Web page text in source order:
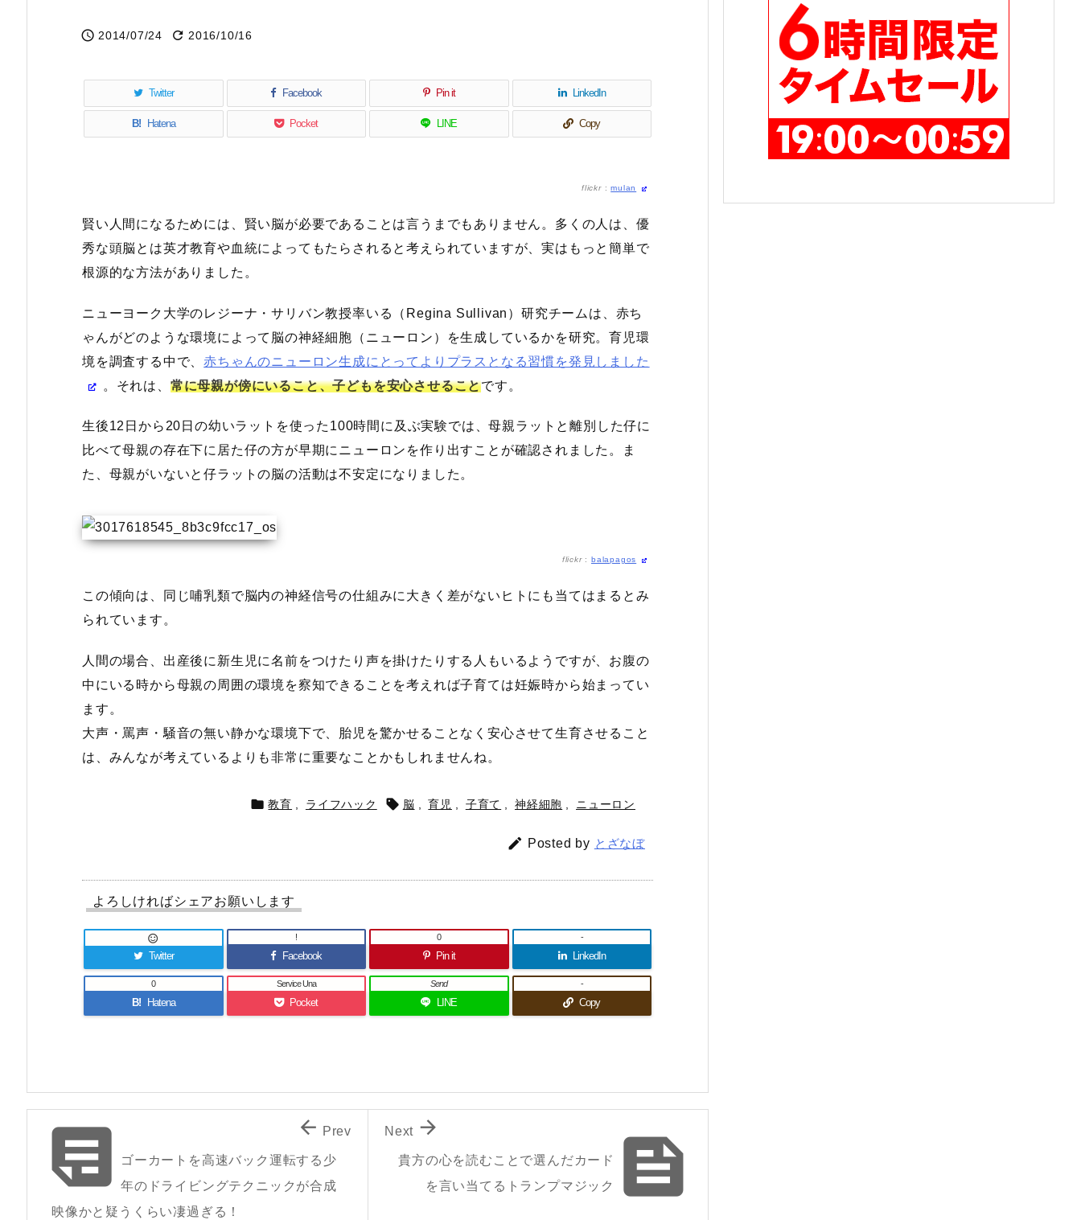
 2014/07/24  2016/10/16
Twitter Facebook Pin it LinkedIn
B! Hatena Pocket LINE Copy
flickr:mulan
賢い人間になるためには、賢い脳が必要であることは言うまでもありません。多くの人は、優
秀な頭脳とは英才教育や血統によってもたらされると考えられていますが、実はもっと簡単で
根源的な方法がありました。
ニューヨーク大学のレジーナ・サリバン教授率いる（Regina Sullivan）研究チームは、赤ち
ゃんがどのような環境によって脳の神経細胞（ニューロン）を生成しているかを研究。育児環
境を調査する中で、赤ちゃんのニューロン生成にとってよりプラスとなる習慣を発見しました
。それは、 常に母親が傍にいること、子どもを安心させることです。
生後12日から20日の幼いラットを使った100時間に及ぶ実験では、母親ラットと離別した仔に
比べて母親の存在下に居た仔の方が早期にニューロンを作り出すことが確認されました。ま
た、母親がいないと仔ラットの脳の活動は不安定になりました。
flickr: balapagos
この傾向は、同じ哺乳類で脳内の神経信号の仕組みに大きく差がないヒトにも当てはまるとみ
られています。
人間の場合、出産後に新生児に名前をつけたり声を掛けたりする人もいるようですが、お腹の
中にいる時から母親の周囲の環境を察知できることを考えれば子育ては妊娠時から始まってい
ます。
大声・罵声・騒音の無い静かな環境下で、胎児を驚かせることなく安心させて生育させること
は、みんなが考えているよりも非常に重要なことかもしれませんね。
 教育 ライフハック  脳 育児 子育て 神経細胞 ニューロン
 Posted by とざなぼ
よろしければシェアお願いします
Twitter

Facebook
!
Pin it
0
LinkedIn
-
B! Hatena
0
Pocket
Service Una
LINE
Send
Copy
-

貴方の心を読むことで選んだカード
を言い当てるトランプマジック

Next

ゴーカートを高速バック運転する少
年のドライビングテクニックが合成
映像かと疑うくらい凄過ぎる！
 Prev